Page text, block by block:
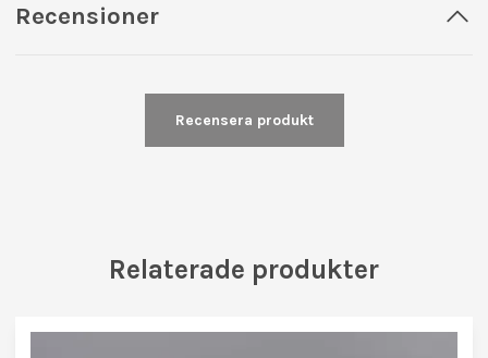
Recensioner
Recensera produkt
Relaterade produkter